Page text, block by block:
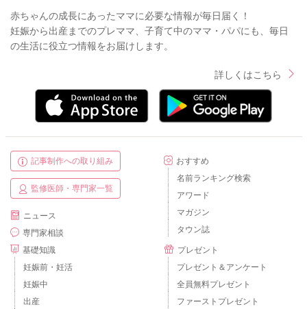
赤ちゃんの成長にあったママに必要な情報が毎日届く！
妊娠から出産までのプレママ、子育て中のママ・パパにも、毎日
の生活に役立つ情報をお届けします。
詳しくはこちら
記事制作への取り組み
監修医師・専門家一覧
ニュース
専門家相談
基礎知識
妊娠前・妊活
妊娠中
出産
おすすめ
名前ランキング検索
アワード
マガジン
タウン誌
プレゼント
プレゼント＆アンケート
全員無料プレゼント
ファーストプレゼント